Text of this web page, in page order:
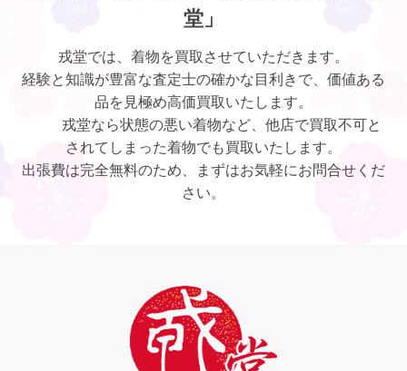
堂」
戎堂では、着物を買取させていただきます。
経験と知識が豊富な査定士の確かな目利きで、価値ある
品を見極め高価買取いたします。
戎堂なら状態の悪い着物など、他店で買取不可と
されてしまった着物でも買取いたします。
出張費は完全無料のため、まずはお気軽にお問合せくだ
さい。